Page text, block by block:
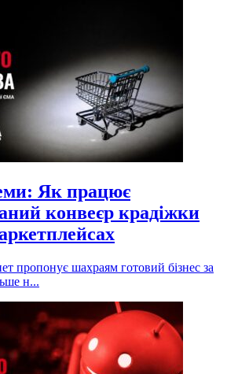
Як працює
конвеєр крадіжки
пропонує шахраям готовий бізнес за
н...